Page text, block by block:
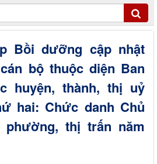
Bồi dưỡng cập nhật
bộ thuộc diện Ban
huyện, thành, thị uỷ
hai: Chức danh Chủ
phường, thị trấn năm